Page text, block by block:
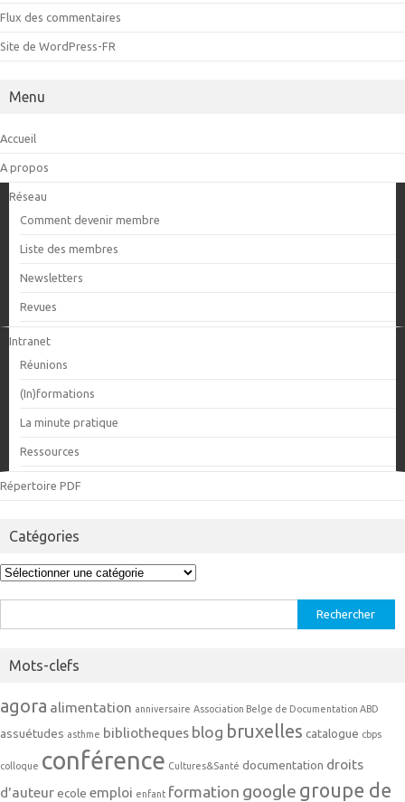
Flux des commentaires
Site de WordPress-FR
Menu
Accueil
A propos
Réseau
Comment devenir membre
Liste des membres
Newsletters
Revues
Intranet
Réunions
(In)formations
La minute pratique
Ressources
Répertoire PDF
Catégories
Catégories
Mots-clefs
agora alimentation anniversaire Association Belge de Documentation ABD
assuétudes asthme bibliotheques blog bruxelles catalogue cbps
colloque conférence Cultures&Santé documentation droits
d'auteur ecole emploi enfant formation google groupe de